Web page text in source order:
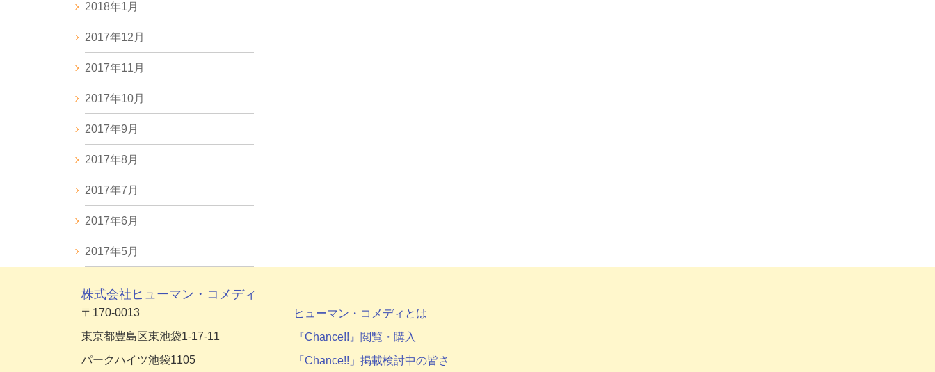
2018年1月
2017年12月
2017年11月
2017年10月
2017年9月
2017年8月
2017年7月
2017年6月
2017年5月
株式会社ヒューマン・コメディ
〒170-0013
東京都豊島区東池袋1-17-11
パークハイツ池袋1105
ヒューマン・コメディとは
『Chance!!』閲覧・購入
「Chance!!」掲載検討中の皆さ